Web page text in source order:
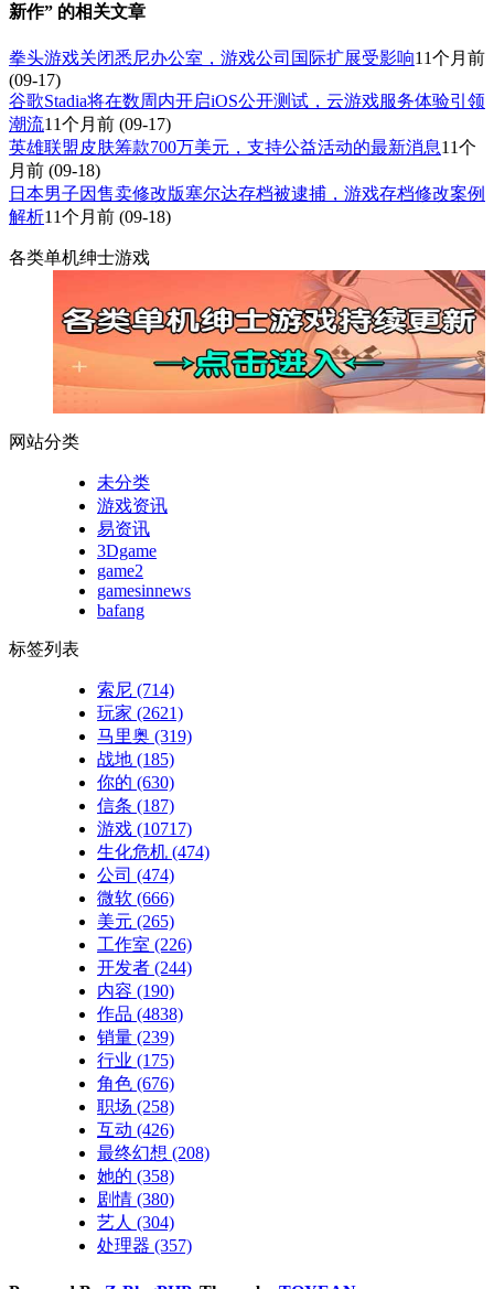
新作” 的相关文章
拳头游戏关闭悉尼办公室，游戏公司国际扩展受影响11个月前
(09-17)
谷歌Stadia将在数周内开启iOS公开测试，云游戏服务体验引领
潮流11个月前 (09-17)
英雄联盟皮肤筹款700万美元，支持公益活动的最新消息11个
月前 (09-18)
日本男子因售卖修改版塞尔达存档被逮捕，游戏存档修改案例
解析11个月前 (09-18)
各类单机绅士游戏
网站分类
未分类
游戏资讯
易资讯
3Dgame
game2
gamesinnews
bafang
标签列表
索尼 (714)
玩家 (2621)
马里奥 (319)
战地 (185)
你的 (630)
信条 (187)
游戏 (10717)
生化危机 (474)
公司 (474)
微软 (666)
美元 (265)
工作室 (226)
开发者 (244)
内容 (190)
作品 (4838)
销量 (239)
行业 (175)
角色 (676)
职场 (258)
互动 (426)
最终幻想 (208)
她的 (358)
剧情 (380)
艺人 (304)
处理器 (357)